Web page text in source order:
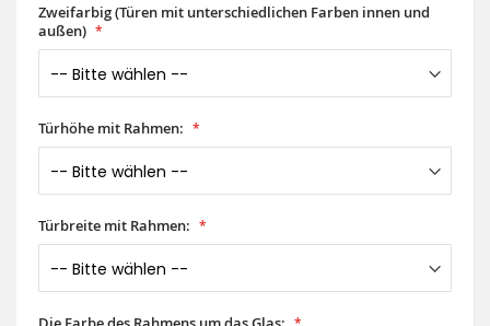
Zweifarbig (Türen mit unterschiedlichen Farben innen und
außen)
Türhöhe mit Rahmen:
Türbreite mit Rahmen: